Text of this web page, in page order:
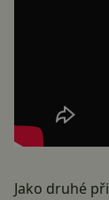
Jako druhé